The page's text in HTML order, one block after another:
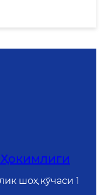
шоҳ кўчаси 1